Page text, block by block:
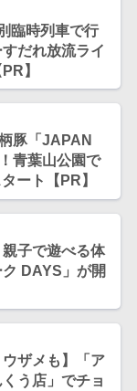
臨時列車で行
だれ放流ライ
】
豚「JAPAN
青葉山公園で
ート【PR】
子で遊べる体
DAYS」が開
ウザメも】「ア
う店」でチョ